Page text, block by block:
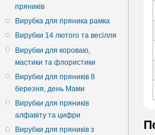
пряників
Вирубка для пряника рамка
Вирубки 14 лютого та весілля
Вирубки для короваю,
мастики та флористики
Вирубки для пряників 8
березня, день Мами
Вирубки для пряників
алфавіту та цифри
Вирубки для пряників з